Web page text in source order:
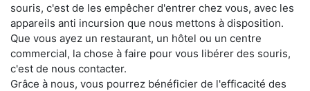
souris, c'est de les empêcher d'entrer chez vous, avec les
appareils anti incursion que nous mettons à disposition.
Que vous ayez un restaurant, un hôtel ou un centre
commercial, la chose à faire pour vous libérer des souris,
c'est de nous contacter.
Grâce à nous, vous pourrez bénéficier de l'efficacité des